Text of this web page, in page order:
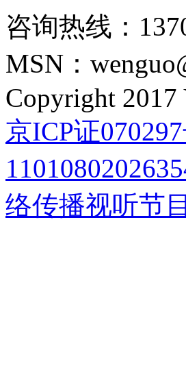
咨询热线：
MSN：
Copyright 2017
京ICP证
络传播视听节